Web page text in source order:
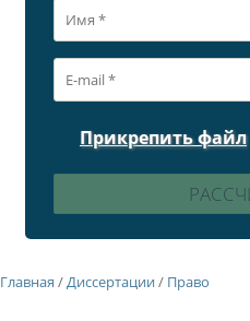
Прикрепить файл
Главная /Диссертации / Право